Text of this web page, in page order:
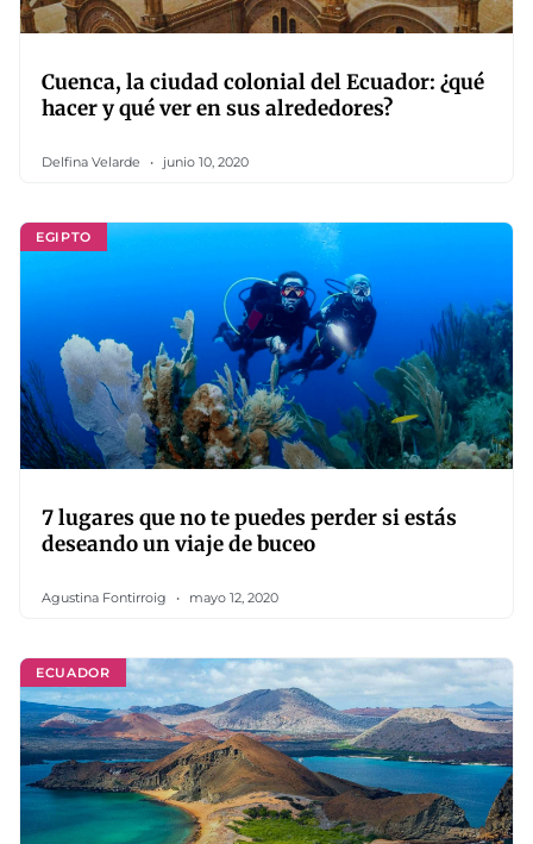
Cuenca, la ciudad colonial del Ecuador: ¿qué
hacer y qué ver en sus alrededores?
Delfina Velarde junio 10, 2020
EGIPTO
7 lugares que no te puedes perder si estás
deseando un viaje de buceo
Agustina Fontirroig mayo 12, 2020
ECUADOR